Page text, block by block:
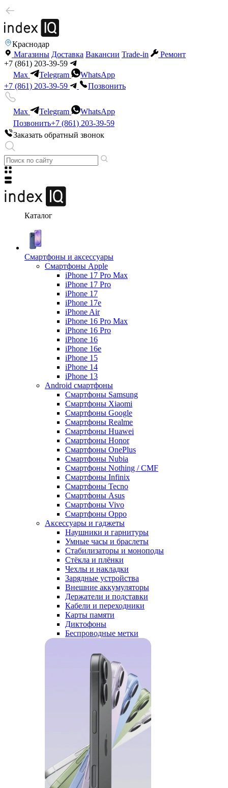
Краснодар
Магазины Доставка Вакансии Trade-in
Ремонт
+7 (861) 203-39-59
Max
Telegram
WhatsApp
+7 (861) 203-39-59
Позвонить
Max Telegram
WhatsApp
Позвонить+7 (861) 203-39-59
Заказать обратный звонок
Каталог
Смартфоны и аксессуары
Смартфоны Apple
iPhone 17 Pro Max
iPhone 17 Pro
iPhone 17
iPhone 17e
iPhone Air
iPhone 16 Pro Max
iPhone 16 Pro
iPhone 16
iPhone 16e
iPhone 15
iPhone 14
iPhone 13
Android cмартфоны
Смартфоны Samsung
Смартфоны Xiaomi
Смартфоны Google
Смартфоны Realme
Смартфоны Huawei
Смартфоны Honor
Смартфоны OnePlus
Смартфоны Nubia
Смартфоны Nothing / CMF
Смартфоны Infinix
Смартфоны Tecno
Смартфоны Asus
Смартфоны Vivo
Смартфоны Oppo
Аксессуары и гаджеты
Наушники и гарнитуры
Умные часы и браслеты
Стабилизаторы и моноподы
Стёкла и плёнки
Чехлы и накладки
Зарядные устройства
Внешние аккумуляторы
Держатели и подставки
Кабели и переходники
Карты памяти
Диктофоны
Беспроводные метки